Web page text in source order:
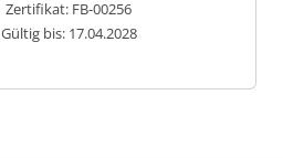
Zertifikat: FB-00256
Gültig bis: 17.04.2028